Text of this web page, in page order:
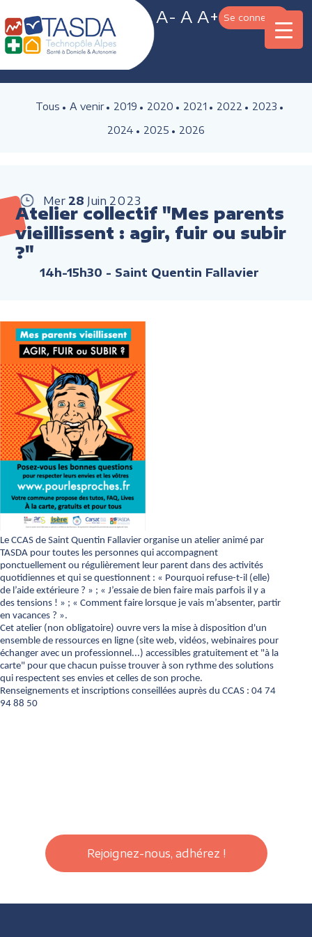
A- A A+ Se connecter
Tous A venir 2019 2020 2021 2022
2023
2024
2025 2026
Mer 28 Juin 2023
Atelier collectif "Mes parents
vieillissent : agir, fuir ou subir
?"
14h-15h30 - Saint Quentin Fallavier
Le CCAS de Saint Quentin Fallavier organise un atelier animé par
TASDA pour toutes les personnes qui accompagnent
ponctuellement ou régulièrement leur parent dans des activités
quotidiennes et qui se questionnent : « Pourquoi refuse-t-il (elle)
de l’aide extérieure ? » ; « J’essaie de bien faire mais parfois il y a
des tensions ! » ; « Comment faire lorsque je vais m’absenter, partir
en vacances ? ».
Cet atelier (non obligatoire) ouvre vers la mise à disposition d'un
ensemble de ressources en ligne (site web, vidéos, webinaires pour
échanger avec un professionnel...) accessibles gratuitement et "à la
carte" pour que chacun puisse trouver à son rythme des solutions
qui respectent ses envies et celles de son proche.
Renseignements et inscriptions conseillées auprès du CCAS : 04 74
94 88 50
Rejoignez-nous, adhérez !